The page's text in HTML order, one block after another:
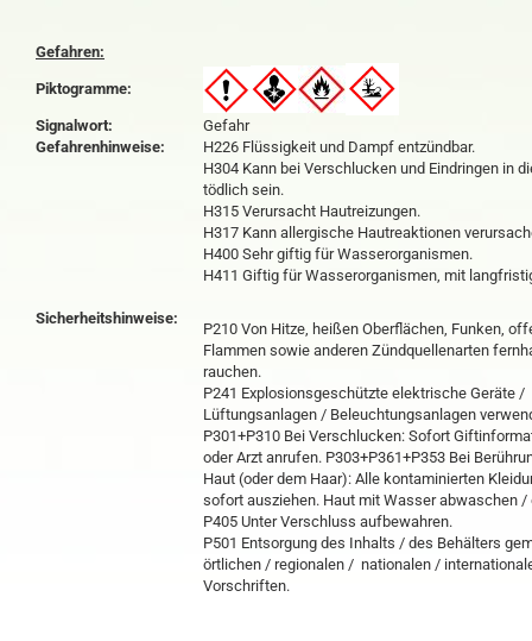
Gefahren:
Piktogramme:
Signalwort:
Gefahr
Gefahrenhinweise:
H226 Flüssigkeit und Dampf entzündbar.
H304 Kann bei Verschlucken und Eindringen in
tödlich sein.
H315 Verursacht Hautreizungen.
H317 Kann allergische Hautreaktionen
H400 Sehr giftig für Wasserorganismen.
H411 Giftig für Wasserorganismen, mit
Sicherheitshinweise:
P210 Von Hitze, heißen Oberflächen, Funken,
Flammen sowie anderen Zündquellenarten
rauchen.
P241 Explosionsgeschützte elektrische Geräte /
Lüftungsanlagen / Beleuchtungsanlagen
P301+P310 Bei Verschlucken: Sofort
oder Arzt anrufen. P303+P361+P353 Bei
Haut (oder dem Haar): Alle kontaminierten
sofort ausziehen. Haut mit Wasser abwaschen /
P405 Unter Verschluss aufbewahren.
P501 Entsorgung des Inhalts / des Behälters
örtlichen / regionalen / nationalen /
Vorschriften.